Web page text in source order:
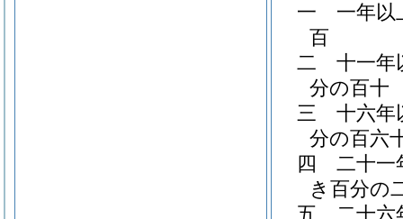
一
一年以
百
二
十一年
分の百十
三
十六年
分の百六
四
二十一
き百分の
五
二十六